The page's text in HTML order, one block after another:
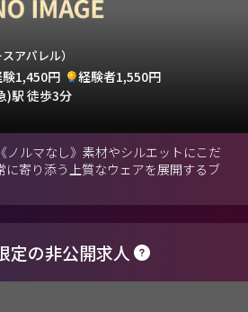
アパレル）
1,450円
経験者1,550円
)駅 徒歩3分
ノルマなし》素材やシルエットにこだ
に寄り添う上質なウェアを展開するブ
定の非公開求人